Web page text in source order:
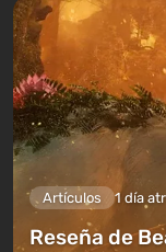
Artículos 1 día
Reseña de